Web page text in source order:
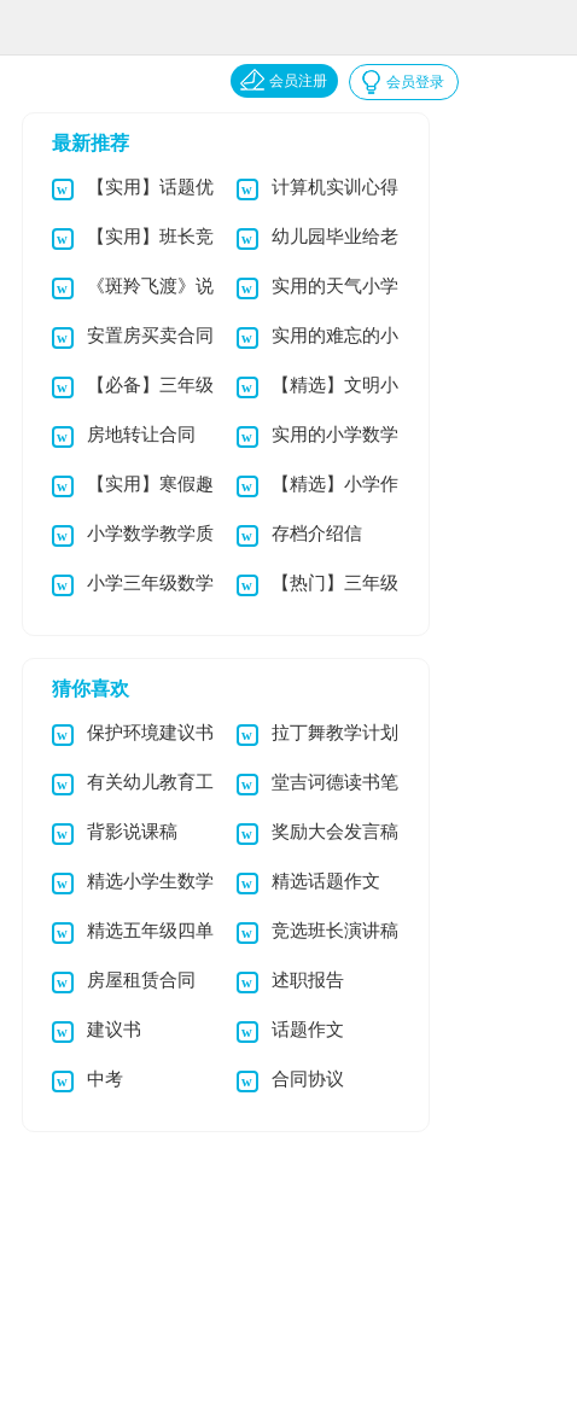
会员登录
会员注册
最新推荐
【实用】话题优
秀作文集合6篇
计算机实训心得
体会
【实用】班长竞
选演讲稿模板合集9
篇
幼儿园毕业给老
师的感谢信
《斑羚飞渡》说
课稿
实用的天气小学
作文合集8篇
安置房买卖合同
(14篇)
实用的难忘的小
学作文4篇
【必备】三年级
小学作文4篇
【精选】文明小
学作文300字4篇
房地转让合同 实用的小学数学
教案四篇
【实用】寒假趣
事小学作文四篇
【精选】小学作
文300字3篇
小学数学教学质
量提升方案集合13
存档介绍信
小学三年级数学 【热门】三年级
猜你喜欢
保护环境建议书
作文合集6篇
拉丁舞教学计划
7篇
有关幼儿教育工
作计划锦集六篇
堂吉诃德读书笔
记
背影说课稿 奖励大会发言稿
精选小学生数学
日记模板集锦5篇
精选话题作文
300字集合六篇
精选五年级四单
元作文300字合集五
篇
竞选班长演讲稿
【精】
房屋租赁合同 述职报告
建议书 话题作文
中考 合同协议